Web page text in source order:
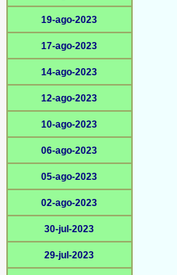
19-ago-2023
17-ago-2023
14-ago-2023
12-ago-2023
10-ago-2023
06-ago-2023
05-ago-2023
02-ago-2023
30-jul-2023
29-jul-2023